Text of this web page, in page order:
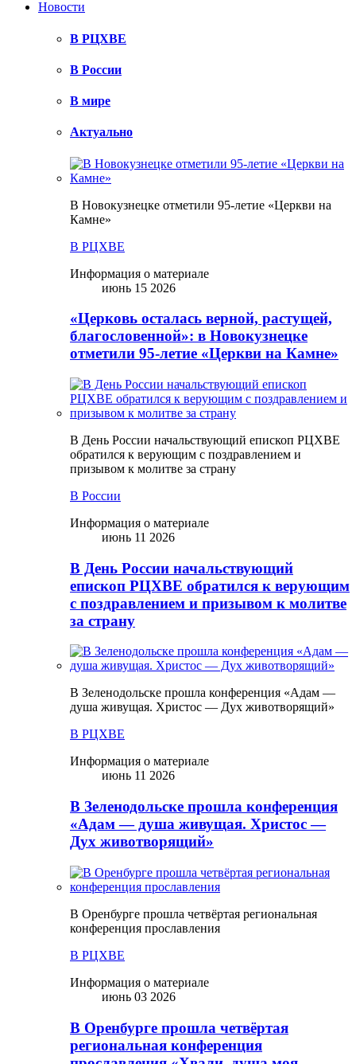
Новости
В РЦХВЕ
В России
В мире
Актуально
В Новокузнецке отметили 95-летие «Церкви на
Камне»
В РЦХВЕ
Информация о материале
июнь 15 2026
«Церковь осталась верной, растущей,
благословенной»: в Новокузнецке
отметили 95-летие «Церкви на Камне»
В День России начальствующий епископ РЦХВЕ
обратился к верующим с поздравлением и
призывом к молитве за страну
В России
Информация о материале
июнь 11 2026
В День России начальствующий
епископ РЦХВЕ обратился к верующим
с поздравлением и призывом к молитве
за страну
В Зеленодольске прошла конференция «Адам —
душа живущая. Христос — Дух животворящий»
В РЦХВЕ
Информация о материале
июнь 11 2026
В Зеленодольске прошла конференция
«Адам — душа живущая. Христос —
Дух животворящий»
В Оренбурге прошла четвёртая региональная
конференция прославления
В РЦХВЕ
Информация о материале
июнь 03 2026
В Оренбурге прошла четвёртая
региональная конференция